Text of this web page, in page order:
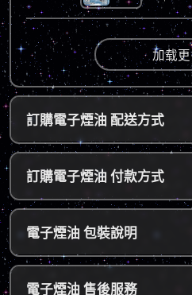
加载
訂購電子煙油 配送方式
台灣本島：
a. 黑貓宅配：訂
～5個工作天內可
b. 7-11便利店：
2～5個工作天內
延。遇異常出貨
訂購電子煙油 付款方式
貨到付款：
使用貨到付款方
款項以新台幣現
款。
超商付款：
訂單送達門市後
電子煙油 包裝說明
隱密包裝：
由於台灣法律政
電子煙油 售後服務